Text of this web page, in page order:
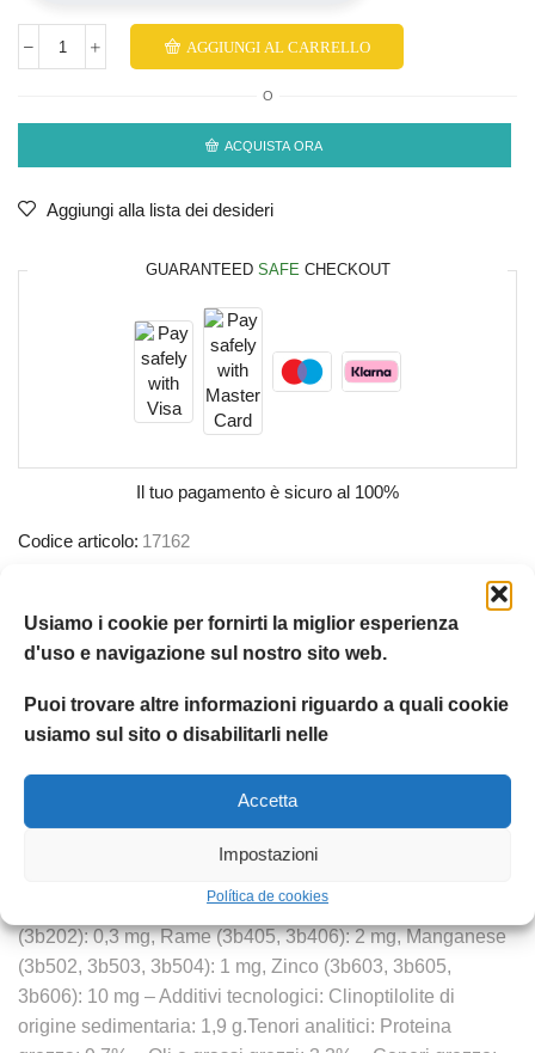
Usiamo i cookie per fornirti la miglior esperienza
d'uso e navigazione sul nostro sito web.
Puoi trovare altre informazioni riguardo a quali cookie
usiamo sul sito o disabilitarli nelle
Accetta
Impostazioni
Política de cookies
AGGIUNGI AL CARRELLO
O
ACQUISTA ORA
Aggiungi alla lista dei desideri
GUARANTEED SAFE CHECKOUT
Il tuo pagamento è sicuro al 100%
Codice articolo: 17162
Etichetta: Royal canin
Marchio:Royal canin
Composizione: carni e derivati, cereali, sottoprodotti di
(per kg): Vitamina D3: 60 UI, Ferro (3b103): 3 mg, Iodio
(3b202): 0,3 mg, Rame (3b405, 3b406): 2 mg, Manganese
(3b502, 3b503, 3b504): 1 mg, Zinco (3b603, 3b605,
3b606): 10 mg – Additivi tecnologici: Clinoptilolite di
origine sedimentaria: 1,9 g.Tenori analitici: Proteina